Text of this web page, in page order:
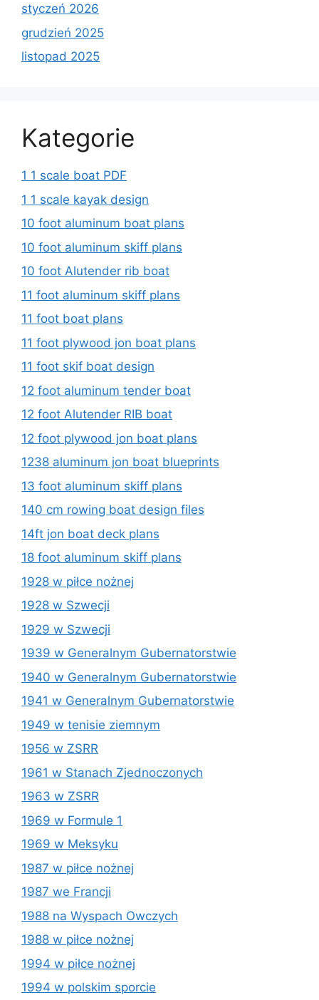
styczeń 2026
grudzień 2025
listopad 2025
Kategorie
1 1 scale boat PDF
1 1 scale kayak design
10 foot aluminum boat plans
10 foot aluminum skiff plans
10 foot Alutender rib boat
11 foot aluminum skiff plans
11 foot boat plans
11 foot plywood jon boat plans
11 foot skif boat design
12 foot aluminum tender boat
12 foot Alutender RIB boat
12 foot plywood jon boat plans
1238 aluminum jon boat blueprints
13 foot aluminum skiff plans
140 cm rowing boat design files
14ft jon boat deck plans
18 foot aluminum skiff plans
1928 w piłce nożnej
1928 w Szwecji
1929 w Szwecji
1939 w Generalnym Gubernatorstwie
1940 w Generalnym Gubernatorstwie
1941 w Generalnym Gubernatorstwie
1949 w tenisie ziemnym
1956 w ZSRR
1961 w Stanach Zjednoczonych
1963 w ZSRR
1969 w Formule 1
1969 w Meksyku
1987 w piłce nożnej
1987 we Francji
1988 na Wyspach Owczych
1988 w piłce nożnej
1994 w piłce nożnej
1994 w polskim sporcie